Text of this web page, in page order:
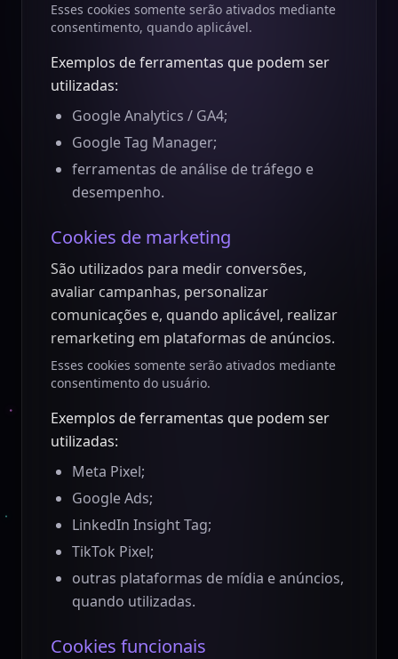
Esses cookies somente serão ativados mediante
consentimento, quando aplicável.
Exemplos de ferramentas que podem ser
utilizadas:
Google Analytics / GA4;
Google Tag Manager;
ferramentas de análise de tráfego e
desempenho.
Cookies de marketing
São utilizados para medir conversões,
avaliar campanhas, personalizar
comunicações e, quando aplicável, realizar
remarketing em plataformas de anúncios.
Esses cookies somente serão ativados mediante
consentimento do usuário.
Exemplos de ferramentas que podem ser
utilizadas:
Meta Pixel;
Google Ads;
LinkedIn Insight Tag;
TikTok Pixel;
outras plataformas de mídia e anúncios,
quando utilizadas.
Cookies funcionais